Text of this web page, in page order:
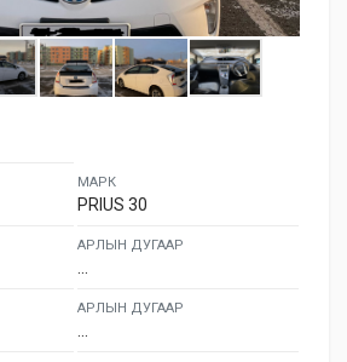
МАРК
PRIUS 30
АРЛЫН ДУГААР
АРЛЫН ДУГААР